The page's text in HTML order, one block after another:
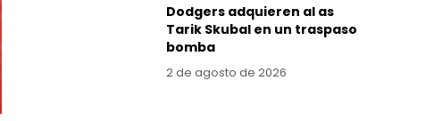
Dodgers adquieren al as
Tarik Skubal en un traspaso
bomba
2 de agosto de 2026